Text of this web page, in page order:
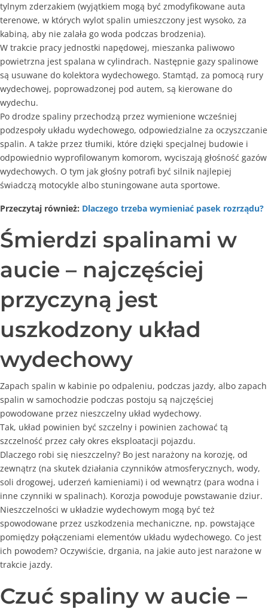
tylnym zderzakiem (wyjątkiem mogą być zmodyfikowane auta
terenowe, w których wylot spalin umieszczony jest wysoko, za
kabiną, aby nie zalała go woda podczas brodzenia).
W trakcie pracy jednostki napędowej, mieszanka paliwowo
powietrzna jest spalana w cylindrach. Następnie gazy spalinowe
są usuwane do kolektora wydechowego. Stamtąd, za pomocą rury
wydechowej, poprowadzonej pod autem, są kierowane do
wydechu.
Po drodze spaliny przechodzą przez wymienione wcześniej
podzespoły układu wydechowego, odpowiedzialne za oczyszczanie
spalin. A także przez tłumiki, które dzięki specjalnej budowie i
odpowiednio wyprofilowanym komorom, wyciszają głośność gazów
wydechowych. O tym jak głośny potrafi być silnik najlepiej
świadczą motocykle albo stuningowane auta sportowe.
Przeczytaj również: Dlaczego trzeba wymieniać pasek rozrządu?
Śmierdzi spalinami w
aucie – najczęściej
przyczyną jest
uszkodzony układ
wydechowy
Zapach spalin w kabinie po odpaleniu, podczas jazdy, albo zapach
spalin w samochodzie podczas postoju są najczęściej
powodowane przez nieszczelny układ wydechowy.
Tak, układ powinien być szczelny i powinien zachować tą
szczelność przez cały okres eksploatacji pojazdu.
Dlaczego robi się nieszczelny? Bo jest narażony na korozję, od
zewnątrz (na skutek działania czynników atmosferycznych, wody,
soli drogowej, uderzeń kamieniami) i od wewnątrz (para wodna i
inne czynniki w spalinach). Korozja powoduje powstawanie dziur.
Nieszczelności w układzie wydechowym mogą być też
spowodowane przez uszkodzenia mechaniczne, np. powstające
pomiędzy połączeniami elementów układu wydechowego. Co jest
ich powodem? Oczywiście, drgania, na jakie auto jest narażone w
trakcie jazdy.
Czuć spaliny w aucie –